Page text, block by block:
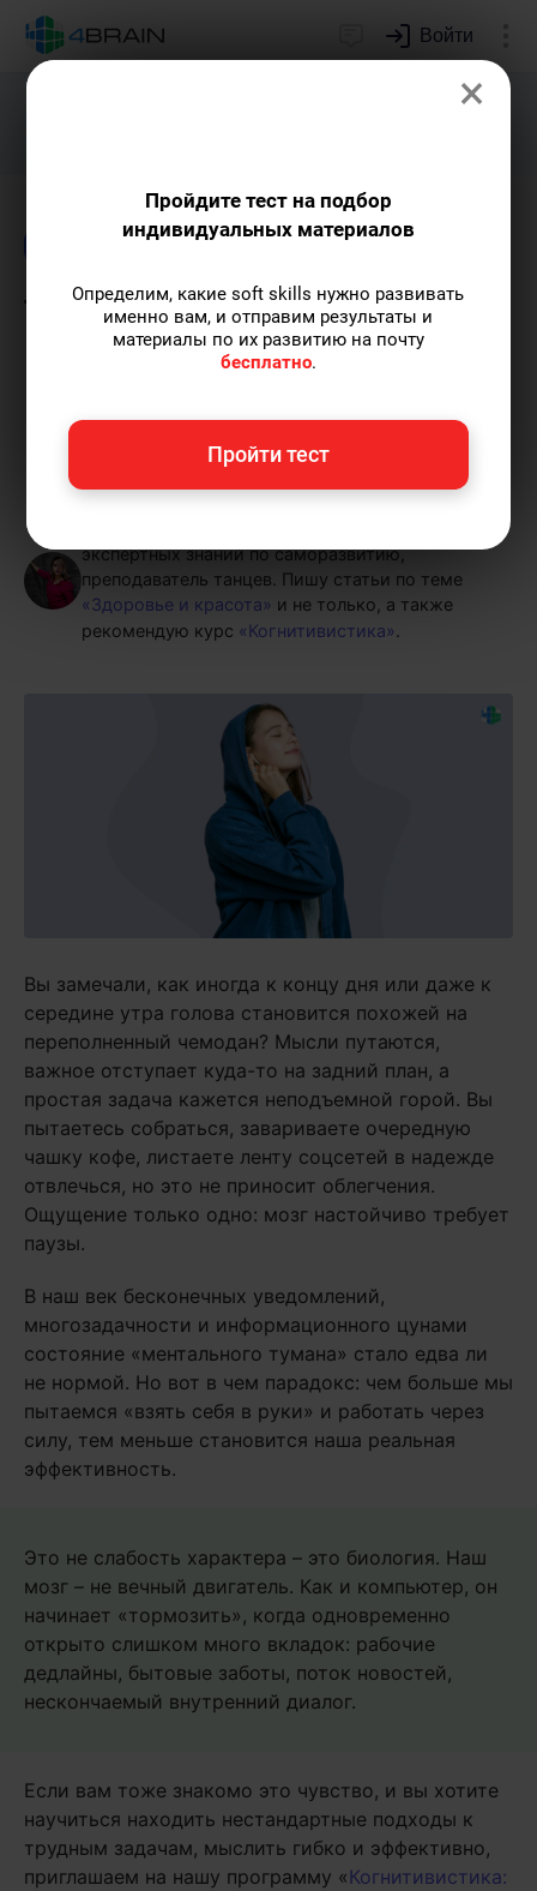
Войти
Подарим индивидуальный план
Здоровье и красота
Техники «перезагрузки
головы»: как навести
вернуть фокус
экспертных знаний по саморазвитию,
преподаватель танцев. Пишу статьи по теме
«Здоровье и красота» и не только, а также
рекомендую курс «Когнитивистика».
Вы замечали, как иногда к концу дня или даже к
середине утра голова становится похожей на
переполненный чемодан? Мысли путаются,
важное отступает куда-то на задний план, а
простая задача кажется неподъемной горой. Вы
пытаетесь собраться, завариваете очередную
чашку кофе, листаете ленту соцсетей в надежде
отвлечься, но это не приносит облегчения.
Ощущение только одно: мозг настойчиво требует
паузы.
В наш век бесконечных уведомлений,
многозадачности и информационного цунами
состояние «ментального тумана» стало едва ли
не нормой. Но вот в чем парадокс: чем больше мы
пытаемся «взять себя в руки» и работать через
силу, тем меньше становится наша реальная
эффективность.
Это не слабость характера – это биология. Наш
мозг – не вечный двигатель. Как и компьютер, он
начинает «тормозить», когда одновременно
открыто слишком много вкладок: рабочие
дедлайны, бытовые заботы, поток новостей,
нескончаемый внутренний диалог.
Если вам тоже знакомо это чувство, и вы хотите
научиться находить нестандартные подходы к
трудным задачам, мыслить гибко и эффективно,
приглашаем на нашу программу «Когнитивистика:
×
Пройдите тест на подбор
индивидуальных материалов
Определим, какие soft skills нужно развивать
именно вам, и отправим результаты и
материалы по их развитию на почту
бесплатно.
Пройти тест